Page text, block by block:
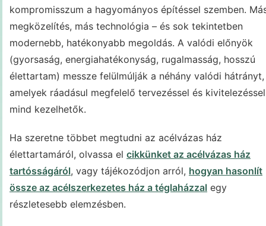
kompromisszum a hagyományos építéssel szemben.
megközelítés, más technológia – és sok tekintetben
modernebb, hatékonyabb megoldás. A valódi előnyök
(gyorsaság, energiahatékonyság, rugalmasság, hosszú
élettartam) messze felülmúlják a néhány valódi hátrányt,
amelyek ráadásul megfelelő tervezéssel és kivitelezéssel
mind kezelhetők.
Ha szeretne többet megtudni az acélvázas ház
élettartamáról, olvassa el cikkünket az acélvázas ház
tartósságáról, vagy tájékozódjon arról, hogyan hasonlít
össze az acélszerkezetes ház a téglaházzal egy
részletesebb elemzésben.